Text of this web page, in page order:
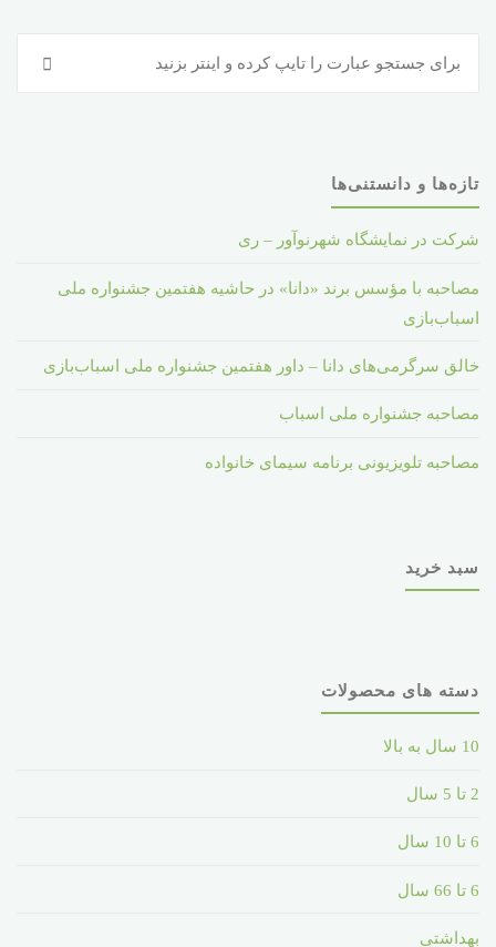
جستجو
تازه‌ها و دانستنی‌ها
شرکت در نمایشگاه شهرنوآور – ری
مصاحبه با مؤسس برند «دانا» در حاشیه هفتمین جشنواره ملی
اسباب‌بازی
خالق سرگرمی‌های دانا – داور هفتمین جشنواره ملی اسباب‌بازی
مصاحبه جشنواره ملی اسباب
مصاحبه تلویزیونی برنامه سیمای خانواده
سبد خرید
دسته های محصولات
10 سال به بالا
2 تا 5 سال
6 تا 10 سال
6 تا 66 سال
بهداشتی